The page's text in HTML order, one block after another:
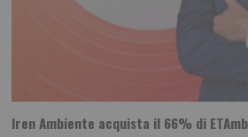
Iren Ambiente acquista il 66% di